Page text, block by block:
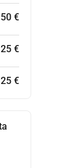
50 €
25 €
25 €